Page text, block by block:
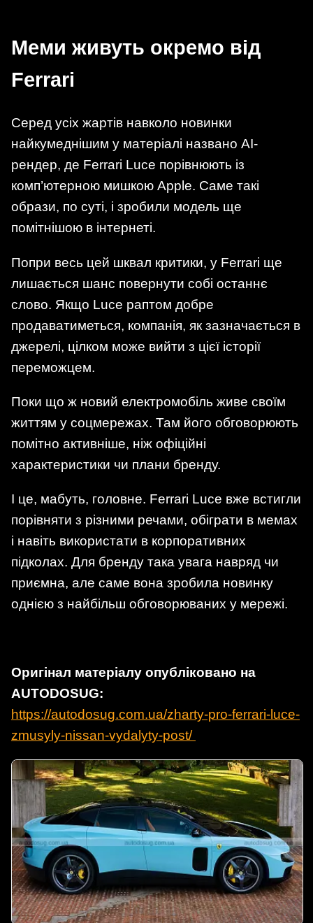
Меми живуть окремо від
Ferrari
Серед усіх жартів навколо новинки
найкумеднішим у матеріалі названо AI-
рендер, де Ferrari Luce порівнюють із
комп’ютерною мишкою Apple. Саме такі
образи, по суті, і зробили модель ще
помітнішою в інтернеті.
Попри весь цей шквал критики, у Ferrari ще
лишається шанс повернути собі останнє
слово. Якщо Luce раптом добре
продаватиметься, компанія, як зазначається в
джерелі, цілком може вийти з цієї історії
переможцем.
Поки що ж новий електромобіль живе своїм
життям у соцмережах. Там його обговорюють
помітно активніше, ніж офіційні
характеристики чи плани бренду.
І це, мабуть, головне. Ferrari Luce вже встигли
порівняти з різними речами, обіграти в мемах
і навіть використати в корпоративних
підколах. Для бренду така увага навряд чи
приємна, але саме вона зробила новинку
однією з найбільш обговорюваних у мережі.
Оригінал матеріалу опубліковано на
AUTODOSUG:
https://autodosug.com.ua/zharty-pro-ferrari-luce-
zmusyly-nissan-vydalyty-post/